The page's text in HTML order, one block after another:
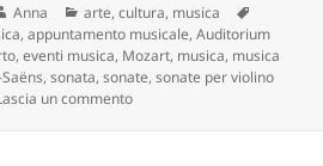
Autore
Anna Categorie
arte,cultura, musica
,appuntamento musicale,Auditorium
,eventi musica, Mozart, musica, musica
,sonata,sonate,sonate per violino
un commentosu Appuntamento con la